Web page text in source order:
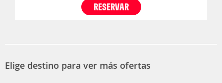
RESERVAR
Elige destino para ver más ofertas